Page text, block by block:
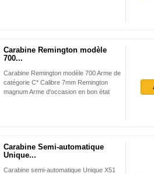
Carabine Remington modèle
700...
Carabine Remington modèle 700 Arme de
catégorie C* Calibre 7mm Remington
magnum Arme d'occasion en bon état
Carabine Semi-automatique
Unique...
Carabine semi-automatique Unique X51